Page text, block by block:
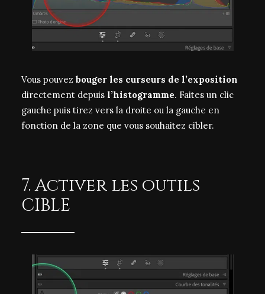
Vous pouvez bouger les curseurs de l’exposition
directement depuis l’histogramme. Faites un clic
gauche puis tirez vers la droite ou la gauche en
fonction de la zone que vous souhaitez cibler.
7. Activer les outils
CIBLE